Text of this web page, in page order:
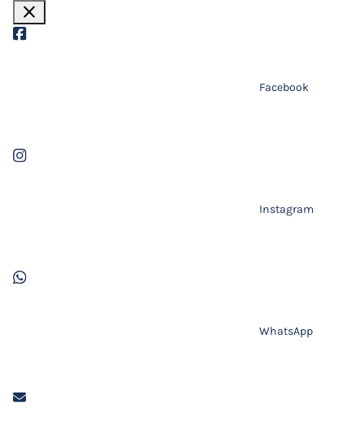
close
Facebook
Instagram
WhatsApp